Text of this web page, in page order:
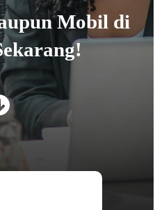
Mobil di